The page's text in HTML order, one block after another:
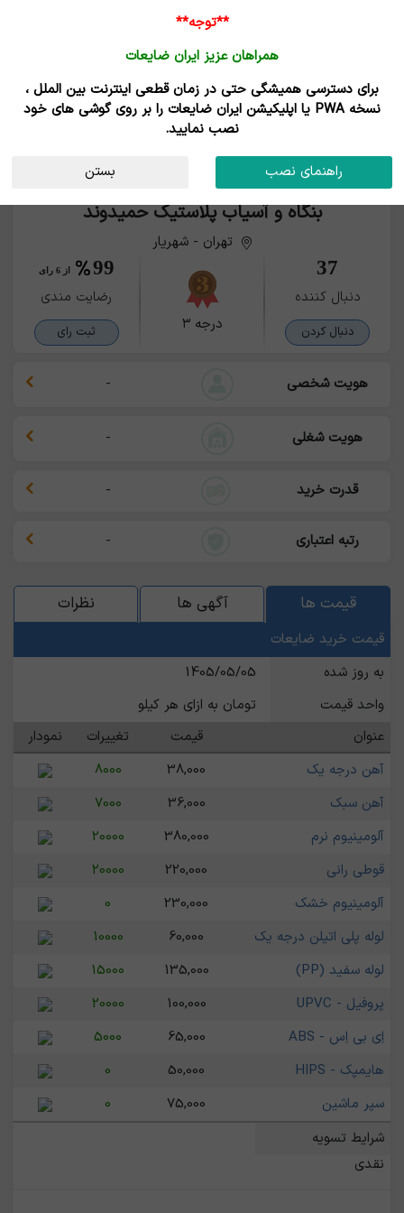
بنگاه و آسیاب پلاستیک حمیدوند
تهران - شهریار
37
دنبال کننده
دنبال کردن درجه ۳
99 از 6 رای
رضایت مندی
ثبت رای
هویت شخصی -
هویت شغلی -
قدرت خرید -
رتبه اعتباری -
قیمت ها آگهی ها نظرات
قیمت خرید ضایعات
به روز شده
1405/05/05
واحد قیمت
تومان به ازای هر کیلو
عنوان
قیمت تغییرات
نمودار
آهن درجه یک
38,000
8000
آهن سبک
36,000
7000
آلومینیوم نرم
380,000
20000
قوطی رانی
220,000
20000
آلومینیوم خشک
230,000
0
لوله پلی اتیلن درجه یک
60,000
10000
لوله سفید (PP)
135,000
15000
پروفیل - UPVC
100,000
20000
اِی بی اِس - ABS
65,000
5000
هایمپک - HIPS
50,000
0
سپر ماشین
75,000
0
شرایط تسویه
نقدی
**توجه**
همراهان عزیز ایران ضایعات
برای دسترسی همیشگی حتی در زمان قطعی اینترنت بین الملل ،
نسخه PWA یا اپلیکیشن ایران ضایعات را بر روی گوشی های خود
نصب نمایید.
راهنمای نصب بستن